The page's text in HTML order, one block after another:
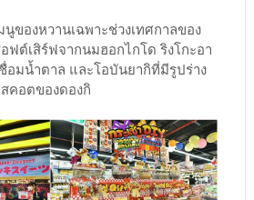
ของหวานเฉพาะช่วงเทศกาลของ
ต์เสิร์ฟจากนมฮอกไกโด ริงโกะอา
อมน้ำตาล และโอบันยากิที่มีรูปร่าง
คอตของดองกิ